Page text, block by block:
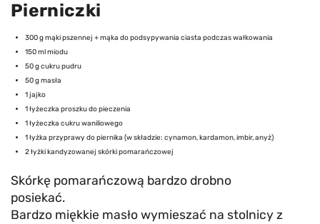
Pierniczki
300 g mąki pszennej + mąka do podsypywania ciasta podczas wałkowania
150 ml miodu
50 g cukru pudru
50 g masła
1 jajko
1 łyżeczka proszku do pieczenia
1 łyżeczka cukru waniliowego
1 łyżka przyprawy do piernika (w składzie: cynamon, kardamon, imbir, anyż)
2 łyżki kandyzowanej skórki pomarańczowej
Skórkę pomarańczową bardzo drobno
posiekać.
Bardzo miękkie masło wymieszać na stolnicy z